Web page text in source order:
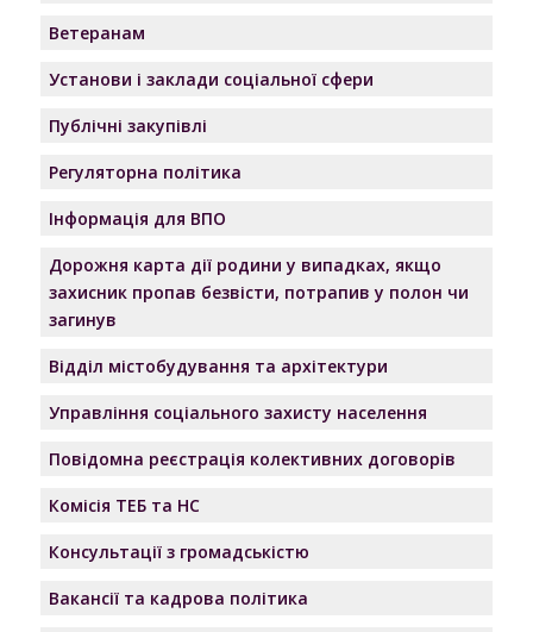
Ветеранам
Установи і заклади соціальної сфери
Публічні закупівлі
Регуляторна політика
Інформація для ВПО
Дорожня карта дії родини у випадках, якщо
захисник пропав безвісти, потрапив у полон чи
загинув
Відділ містобудування та архітектури
Управління соціального захисту населення
Повідомна реєстрація колективних договорів
Комісія ТЕБ та НС
Консультації з громадськістю
Вакансії та кадрова політика